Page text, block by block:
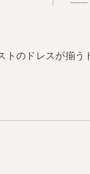
のドレスが揃う